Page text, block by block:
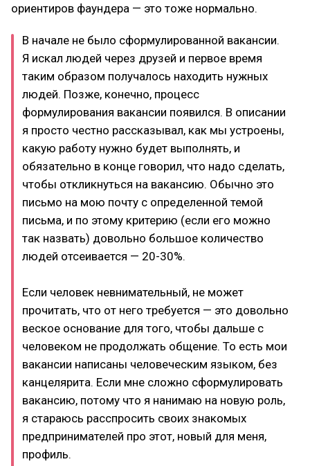
ориентиров фаундера — это тоже нормально.
В начале не было сформулированной вакансии.
Я искал людей через друзей и первое время
таким образом получалось находить нужных
людей. Позже, конечно, процесс
формулирования вакансии появился. В описании
я просто честно рассказывал, как мы устроены,
какую работу нужно будет выполнять, и
обязательно в конце говорил, что надо сделать,
чтобы откликнуться на вакансию. Обычно это
письмо на мою почту с определенной темой
письма, и по этому критерию (если его можно
так назвать) довольно большое количество
людей отсеивается — 20-30%.
Если человек невнимательный, не может
прочитать, что от него требуется — это довольно
веское основание для того, чтобы дальше с
человеком не продолжать общение. То есть мои
вакансии написаны человеческим языком, без
канцелярита. Если мне сложно сформулировать
вакансию, потому что я нанимаю на новую роль,
я стараюсь расспросить своих знакомых
предпринимателей про этот, новый для меня,
профиль.